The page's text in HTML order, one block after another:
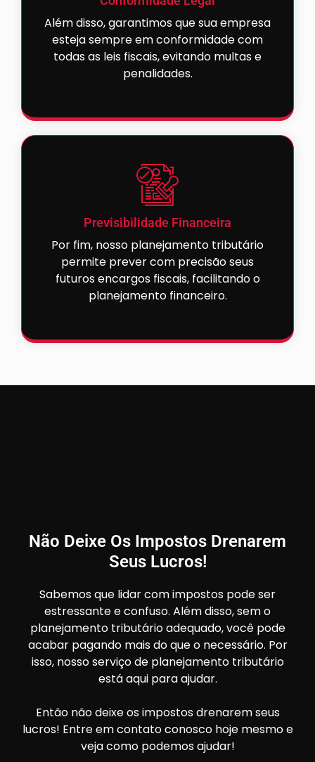
Além disso, garantimos que sua empresa
esteja sempre em conformidade com
todas as leis fiscais, evitando multas e
penalidades.
Previsibilidade Financeira
Por fim, nosso planejamento tributário
permite prever com precisão seus
futuros encargos fiscais, facilitando o
planejamento financeiro.
Não Deixe Os Impostos Drenarem
Seus Lucros!
Sabemos que lidar com impostos pode ser
estressante e confuso. Além disso, sem o
planejamento tributário adequado, você pode
acabar pagando mais do que o necessário. Por
isso, nosso serviço de planejamento tributário
está aqui para ajudar.
Então não deixe os impostos drenarem seus
lucros! Entre em contato conosco hoje mesmo e
veja como podemos ajudar!